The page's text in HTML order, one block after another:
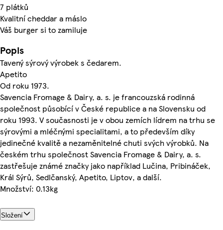
7 plátků
Kvalitní cheddar a máslo
Váš burger si to zamiluje
Popis
Tavený sýrový výrobek s čedarem.
Apetito
Od roku 1973.
Savencia Fromage & Dairy, a. s. je francouzská rodinná
společnost působící v České republice a na Slovensku od
roku 1993. V současnosti je v obou zemích lídrem na trhu se
sýrovými a mléčnými specialitami, a to především díky
jedinečné kvalitě a nezaměnitelné chuti svých výrobků. Na
českém trhu společnost Savencia Fromage & Dairy, a. s.
zastřešuje známé značky jako například Lučina, Pribináček,
Král Sýrů, Sedlčanský, Apetito, Liptov, a další.
Množství: 0.13kg
Složení